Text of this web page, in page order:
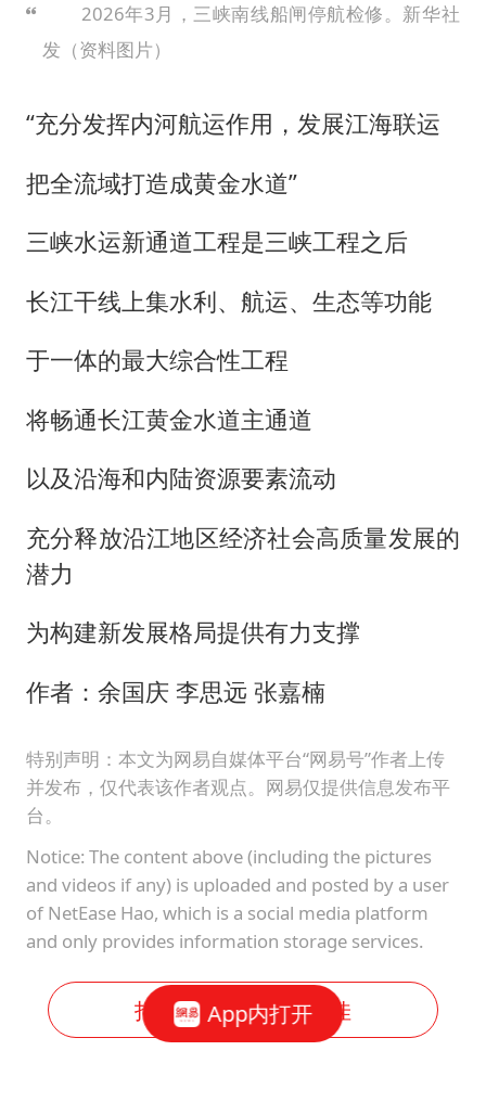
2026年3月，三峡南线船闸停航检修。新华社
发（资料图片）
“充分发挥内河航运作用，发展江海联运
把全流域打造成黄金水道”
三峡水运新通道工程是三峡工程之后
长江干线上集水利、航运、生态等功能
于一体的最大综合性工程
将畅通长江黄金水道主通道
以及沿海和内陆资源要素流动
充分释放沿江地区经济社会高质量发展的
潜力
为构建新发展格局提供有力支撑
作者：余国庆 李思远 张嘉楠
特别声明：本文为网易自媒体平台“网易号”作者上传
并发布，仅代表该作者观点。网易仅提供信息发布平
台。
Notice: The content above (including the pictures
and videos if any) is uploaded and posted by a user
of NetEase Hao, which is a social media platform
and only provides information storage services.
打开网易新闻体验更佳
App内打开